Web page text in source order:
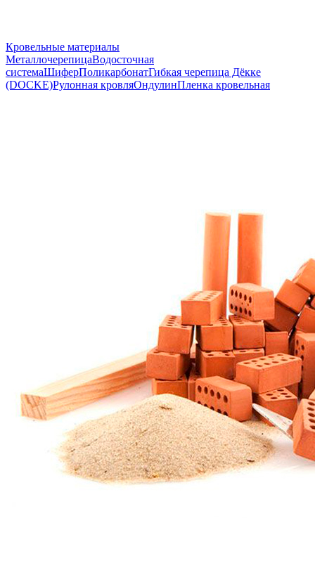
Кровельные материалы
МеталлочерепицаВодосточная
системаШиферПоликарбонатГибкая черепица Дёкке
(DOCKE)Рулонная кровляОндулинПленка кровельная